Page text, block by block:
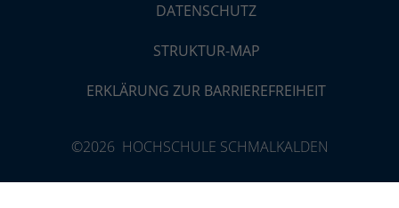
DATENSCHUTZ
STRUKTUR-MAP
ERKLÄRUNG ZUR BARRIEREFREIHEIT
©2026 HOCHSCHULE SCHMALKALDEN